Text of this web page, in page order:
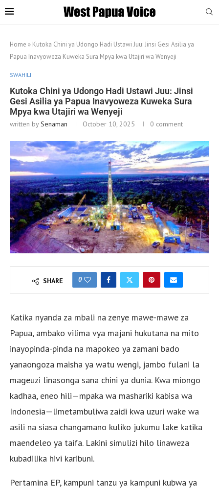
Home » Kutoka Chini ya Udongo Hadi Ustawi Juu: Jinsi Gesi Asilia ya
Papua Inavyoweza Kuweka Sura Mpya kwa Utajiri wa Wenyeji
SWAHILI
Kutoka Chini ya Udongo Hadi Ustawi Juu: Jinsi
Gesi Asilia ya Papua Inavyoweza Kuweka Sura
Mpya kwa Utajiri wa Wenyeji
written bySenaman October 10, 2025 0 comment
SHARE 0
Katika nyanda za mbali na zenye mawe-mawe za
Papua, ambako vilima vya majani hukutana na mito
inayopinda-pinda na mapokeo ya zamani bado
yanaongoza maisha ya watu wengi, jambo fulani la
mageuzi linasonga sana chini ya dunia. Kwa miongo
kadhaa, eneo hili—mpaka wa mashariki kabisa wa
Indonesia—limetambuliwa zaidi kwa uzuri wake wa
asili na siasa changamano kuliko jukumu lake katika
maendeleo ya taifa. Lakini simulizi hilo linaweza
kubadilika hivi karibuni.
Pertamina EP, kampuni tanzu ya kampuni kubwa ya